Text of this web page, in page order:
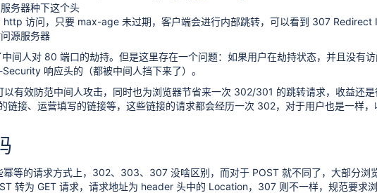
务器种下这个头
http 访问，只要 max-age 未过期，客户端会进行内部跳转，可以看到 307 Redirect
源服务器
间人对 80 端口的劫持。但是这里存在一个问题：如果用户在劫持状态，并且没有
响应头的（都被中间人挡下来了）。
以有效防范中间人攻击，同时也为浏览器节省来一次 302/301 的跳转请求，收益还
链接、运营填写的链接等，这些链接的请求都会经历一次 302，对于用户也是一样
幂等的请求方式上，302、303、307 没啥区别，而对于 POST 就不同了，大部分
转为 GET 请求，请求地址为 header 头中的 Location，307 则不一样，规范要求